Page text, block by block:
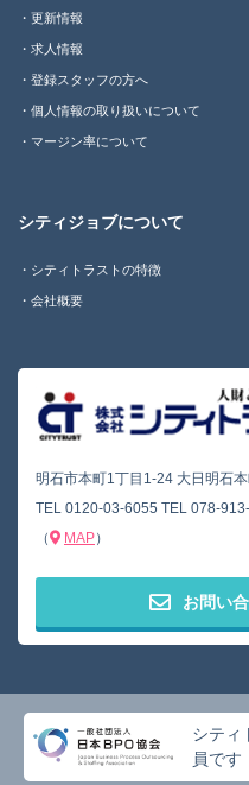
明石市本町1丁目1-24 大日明石本
TEL 0120-03-6055 TEL 078-
（
MAP）
お問い
更新情報
求人情報
登録スタッフの方へ
個人情報の取り扱いについて
マージン率について
シティジョブについて
シティトラストの特徴
会社概要
シティ
員です